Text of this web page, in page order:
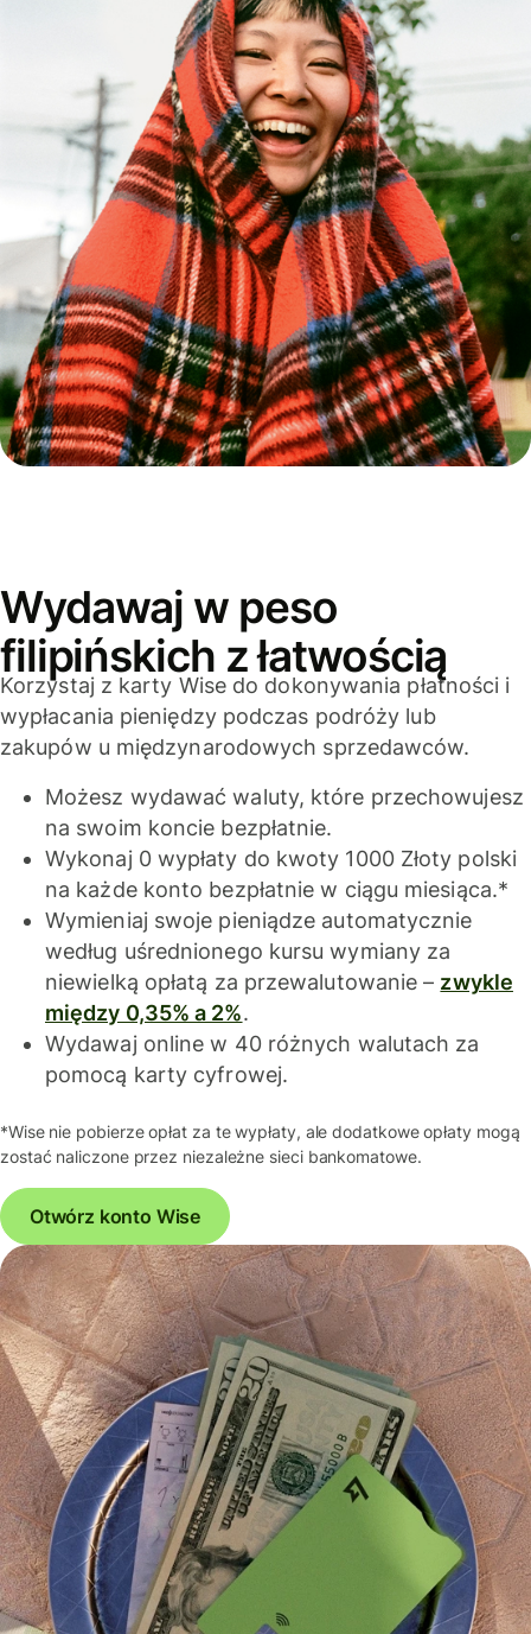
Wydawaj w peso
filipińskich z łatwością
Korzystaj z karty Wise do dokonywania płatności i
wypłacania pieniędzy podczas podróży lub
zakupów u międzynarodowych sprzedawców.
Możesz wydawać waluty, które przechowujesz
na swoim koncie bezpłatnie.
Wykonaj 0 wypłaty do kwoty 1000 Złoty polski
na każde konto bezpłatnie w ciągu miesiąca.*
Wymieniaj swoje pieniądze automatycznie
według uśrednionego kursu wymiany za
niewielką opłatą za przewalutowanie – zwykle
między 0,35% a 2%.
Wydawaj online w 40 różnych walutach za
pomocą karty cyfrowej.
*Wise nie pobierze opłat za te wypłaty, ale dodatkowe opłaty mogą
zostać naliczone przez niezależne sieci bankomatowe.
Otwórz konto Wise